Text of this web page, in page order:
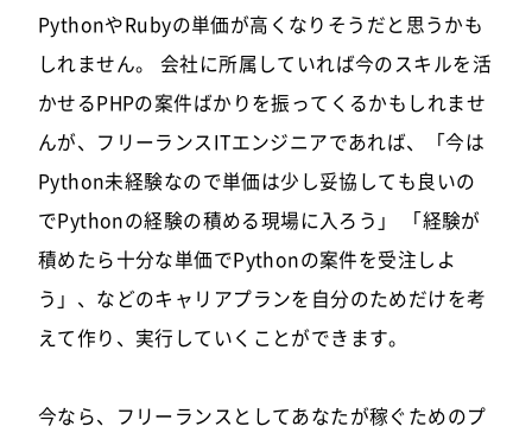
PythonやRubyの単価が高くなりそうだと思うかも
しれません。 会社に所属していれば今のスキルを活
かせるPHPの案件ばかりを振ってくるかもしれませ
んが、フリーランスITエンジニアであれば、「今は
Python未経験なので単価は少し妥協しても良いの
でPythonの経験の積める現場に入ろう」 「経験が
積めたら十分な単価でPythonの案件を受注しよ
う」、などのキャリアプランを自分のためだけを考
えて作り、実行していくことができます。
今なら、フリーランスとしてあなたが稼ぐためのプ